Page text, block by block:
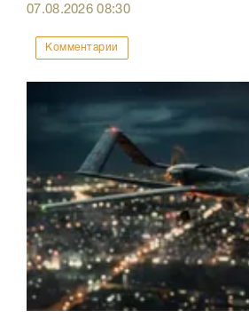
07.08.202608:30
Комментарии